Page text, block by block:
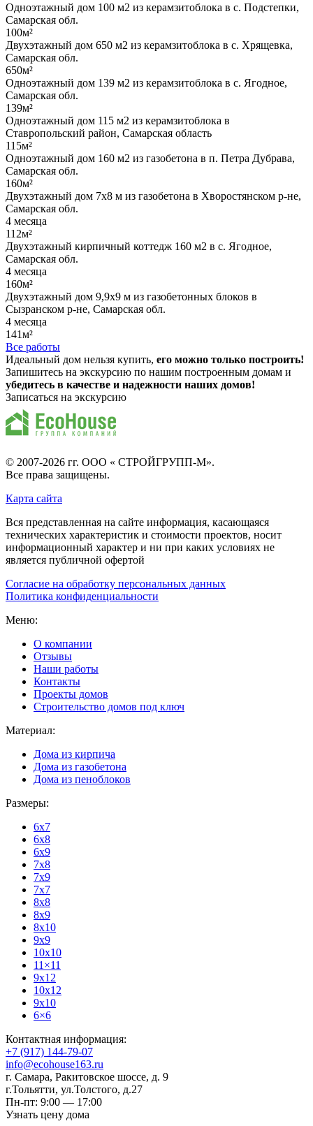
Одноэтажный дом 100 м2 из керамзитоблока в с. Подстепки,
Самарская обл.
100м²
Двухэтажный дом 650 м2 из керамзитоблока в с. Хрящевка,
Самарская обл.
650м²
Одноэтажный дом 139 м2 из керамзитоблока в с. Ягодное,
Самарская обл.
139м²
Одноэтажный дом 115 м2 из керамзитоблока в
Ставропольский район, Самарская область
115м²
Одноэтажный дом 160 м2 из газобетона в п. Петра Дубрава,
Самарская обл.
160м²
Двухэтажный дом 7х8 м из газобетона в Хворостянском р-не,
Самарская обл.
4 месяца
112м²
Двухэтажный кирпичный коттедж 160 м2 в с. Ягодное,
Самарская обл.
4 месяца
160м²
Двухэтажный дом 9,9х9 м из газобетонных блоков в
Сызранском р-не, Самарская обл.
4 месяца
141м²
Все работы
Идеальный дом нельзя купить, его можно только построить!
Запишитесь на экскурсию по нашим построенным домам и
убедитесь в качестве и надежности наших домов!
Записаться на экскурсию
© 2007-2026 гг. ООО « СТРОЙГРУПП-М».
Все права защищены.
Карта сайта
Вся представленная на сайте информация, касающаяся
технических характеристик и стоимости проектов, носит
информационный характер и ни при каких условиях не
является публичной офертой
Согласие на обработку персональных данных
Политика конфиденциальности
Меню:
О компании
Отзывы
Наши работы
Контакты
Проекты домов
Строительство домов под ключ
Материал:
Дома из кирпича
Дома из газобетона
Дома из пеноблоков
Размеры:
6x7
6x8
6x9
7x8
7x9
7x7
8x8
8x9
8x10
9x9
10x10
11×11
9x12
10x12
9x10
6×6
Контактная информация:
+7 (917) 144-79-07
info@ecohouse163.ru
г. Самара, Ракитовское шоссе, д. 9
г.Тольятти, ул.Толстого, д.27
Пн-пт: 9:00 — 17:00
Узнать цену дома